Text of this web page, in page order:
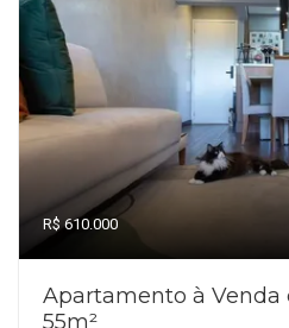
R$ 610.000
Apartamento à Venda
55m²